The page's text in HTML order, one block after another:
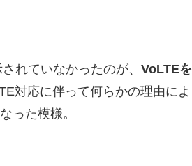
れていなかったのが、 VoLTEを
対応に伴って何らかの理由によ
った模様。